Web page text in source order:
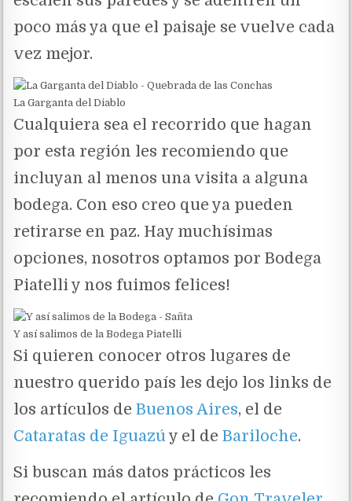
poco más ya que el paisaje se vuelve cada
vez mejor.
La Garganta del Diablo
Cualquiera sea el recorrido que hagan
por esta región les recomiendo que
incluyan al menos una visita a alguna
bodega. Con eso creo que ya pueden
retirarse en paz. Hay muchísimas
opciones, nosotros optamos por Bodega
Piatelli y nos fuimos felices!
Y así salimos de la Bodega Piatelli
Si quieren conocer otros lugares de
nuestro querido país les dejo los links de
los artículos deBuenos Aires, el de
Cataratas de Iguazú y el deBariloche.
Si buscan más datos prácticos les